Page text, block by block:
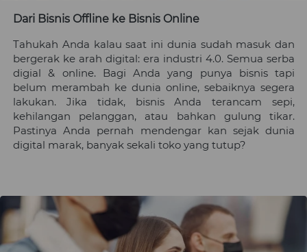
Dari Bisnis Offline ke Bisnis Online
Tahukah Anda kalau saat ini dunia sudah masuk dan
bergerak ke arah digital: era industri 4.0. Semua serba
digial & online. Bagi Anda yang punya bisnis tapi
belum merambah ke dunia online, sebaiknya segera
lakukan. Jika tidak, bisnis Anda terancam sepi,
kehilangan pelanggan, atau bahkan gulung tikar.
Pastinya Anda pernah mendengar kan sejak dunia
digital marak, banyak sekali toko yang tutup?